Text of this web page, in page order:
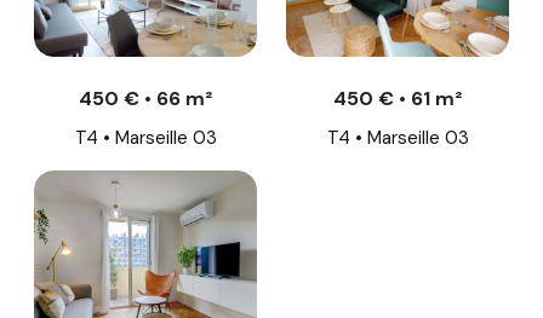
450 € • 66 m²
T4 • Marseille 03
450 € • 61 m²
T4 • Marseille 03